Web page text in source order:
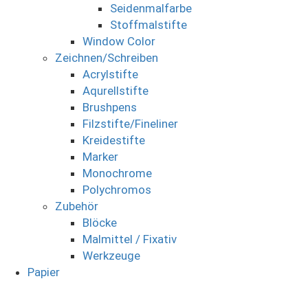
Seidenmalfarbe
Stoffmalstifte
Window Color
Zeichnen/Schreiben
Acrylstifte
Aqurellstifte
Brushpens
Filzstifte/Fineliner
Kreidestifte
Marker
Monochrome
Polychromos
Zubehör
Blöcke
Malmittel / Fixativ
Werkzeuge
Papier